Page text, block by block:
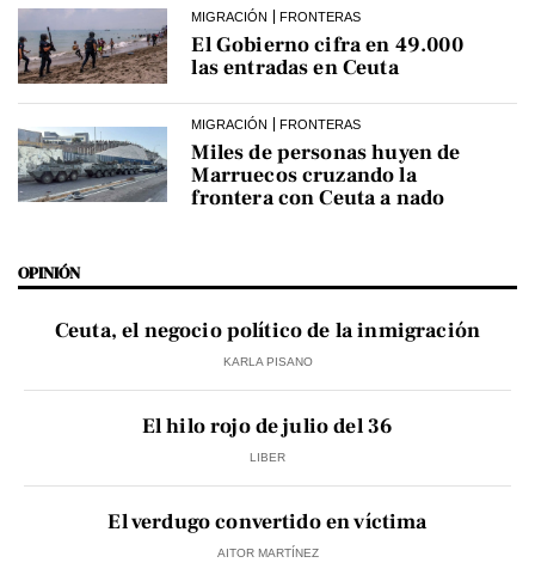
MIGRACIÓN FRONTERAS
El Gobierno cifra en 49.000
las entradas en Ceuta
MIGRACIÓN FRONTERAS
Miles de personas huyen de
Marruecos cruzando la
frontera con Ceuta a nado
OPINIÓN
Ceuta, el negocio político de la inmigración
KARLA PISANO
El hilo rojo de julio del 36
LIBER
El verdugo convertido en víctima
AITOR MARTÍNEZ